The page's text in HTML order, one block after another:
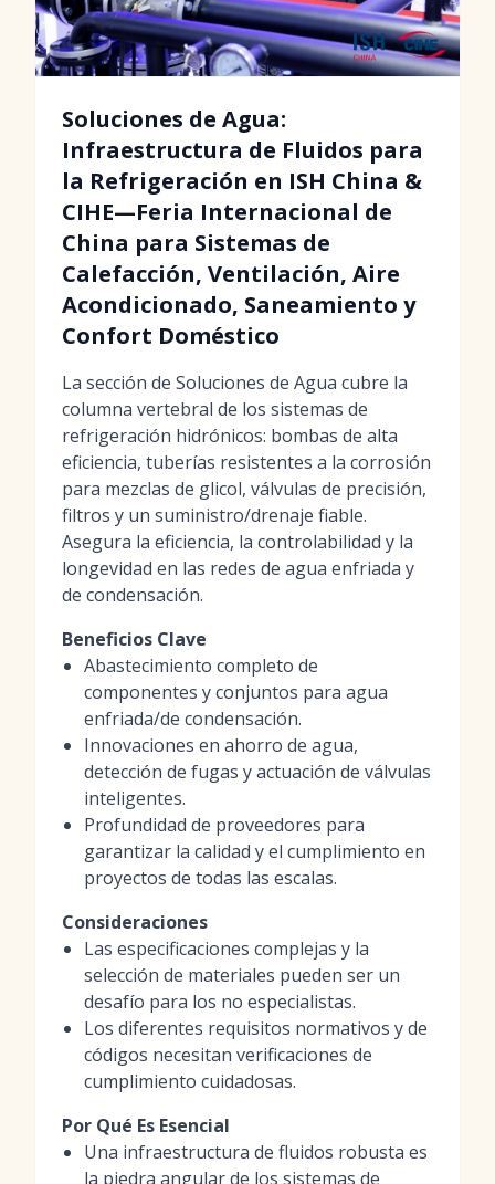
Soluciones de Agua:
Infraestructura de Fluidos para
la Refrigeración en ISH China &
CIHE—Feria Internacional de
China para Sistemas de
Calefacción, Ventilación, Aire
Acondicionado, Saneamiento y
Confort Doméstico
La sección de Soluciones de Agua cubre la
columna vertebral de los sistemas de
refrigeración hidrónicos: bombas de alta
eficiencia, tuberías resistentes a la corrosión
para mezclas de glicol, válvulas de precisión,
filtros y un suministro/drenaje fiable.
Asegura la eficiencia, la controlabilidad y la
longevidad en las redes de agua enfriada y
de condensación.
Beneficios Clave
Abastecimiento completo de
componentes y conjuntos para agua
enfriada/de condensación.
Innovaciones en ahorro de agua,
detección de fugas y actuación de válvulas
inteligentes.
Profundidad de proveedores para
garantizar la calidad y el cumplimiento en
proyectos de todas las escalas.
Consideraciones
Las especificaciones complejas y la
selección de materiales pueden ser un
desafío para los no especialistas.
Los diferentes requisitos normativos y de
códigos necesitan verificaciones de
cumplimiento cuidadosas.
Por Qué Es Esencial
Una infraestructura de fluidos robusta es
la piedra angular de los sistemas de